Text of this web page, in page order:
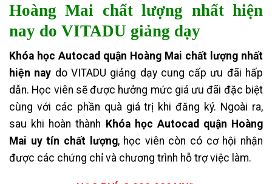
Hoàng Mai chất lượng nhất hiện
nay do VITADU giảng dạy
Khóa học Autocad quận Hoàng Mai chất lượng nhất
hiện nay do VITADU giảng dạy cung cấp ưu đãi hấp
dẫn. Học viên sẽ được hưởng mức giá ưu đãi đặc biệt
cùng với các phần quà giá trị khi đăng ký. Ngoài ra,
sau khi hoàn thành Khóa học Autocad quận Hoàng
Mai uy tín chất lượng, học viên còn có cơ hội nhận
được các chứng chỉ và chương trình hỗ trợ việc làm.